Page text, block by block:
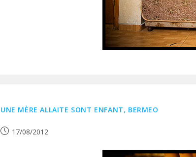
UNE MÈRE ALLAITE SONT ENFANT, BERMEO
Publication
17/08/2012